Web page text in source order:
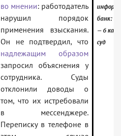
во мнении: работодатель
нарушил порядок
применения взыскания.
Он не подтвердил, что
надлежащим образом
запросил объяснения у
сотрудника. Суды
отклонили доводы о
том, что их истребовали
в мессенджере.
Переписку в телефоне в
банк:
— 6
суд